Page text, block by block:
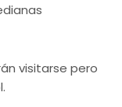
visitarse pero